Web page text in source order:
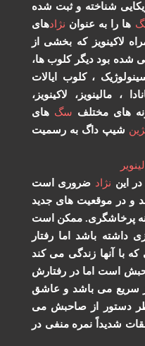
شناخته و ثبت شده
ها را به عنوان نژادهای
لاکینویز که بخشی از
شده بود دیگر کلوب ها،
، کلوب ایالات
، مالینویز، لاکینویز،
های مختلف سگ های
شیپ داگ به رسمیت
این نژاد ضروری است
و در موقعیت های جدید
نه پرخاشگری. ممکن است
داشته باشد اما رفتار
با آنها زندگی می کند
است اما در رفتارش
سریع می باشد و عاشق
دستور از صاحبش می
شدیداً نمره منفی در